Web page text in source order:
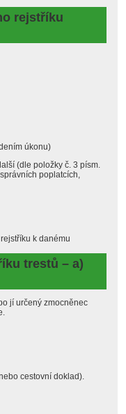
rejstříku
úkonu)
(dle položky č. 3 písm.
poplatcích,
k danému
trestů – a)
jí určený zmocněnec
cestovní doklad).